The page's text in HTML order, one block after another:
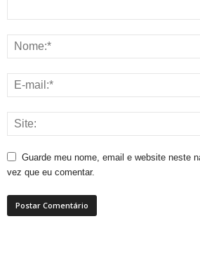
Guarde meu nome, email e website neste
vez que eu comentar.